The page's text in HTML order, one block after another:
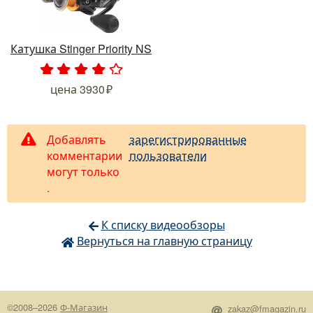
Катушка Stinger Priority NS
. . .
цена 3930
Добавлять
комментарии
могут только
зарегистрированные
пользователи
.
К списку видеообзоры
Вернуться на главную страницу
©2008–2026 Ф-Магазин
zakaz@fmagazin.ru